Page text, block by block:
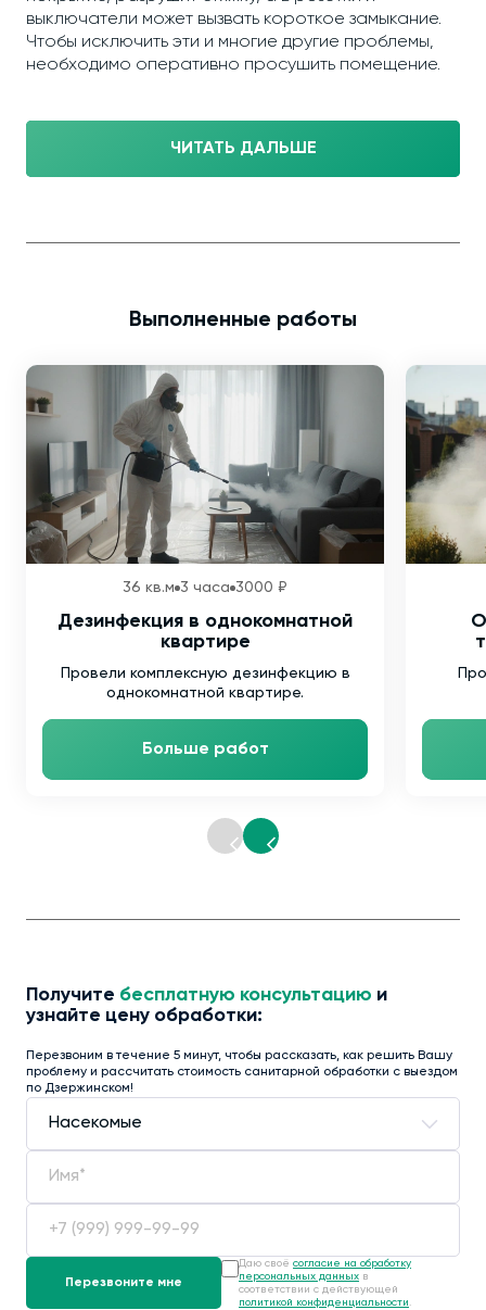
выключатели может вызвать короткое замыкание.
Чтобы исключить эти и многие другие проблемы,
необходимо оперативно просушить помещение.
ЧИТАТЬ ДАЛЬШЕ
Выполненные работы
36 кв.м 3 часа 3000 ₽
Дезинфекция в однокомнатной
квартире
Провели комплексную дезинфекцию в
однокомнатной квартире.
Больше работ
Получите бесплатную консультацию и
узнайте цену обработки:
Перезвоним в течение 5 минут, чтобы рассказать, как решить Вашу
проблему и рассчитать стоимость санитарной обработки с выездом
по Дзержинском!
Даю своё согласие на обработку
персональных данных в
соответствии с действующей
политикой конфиденциальности .